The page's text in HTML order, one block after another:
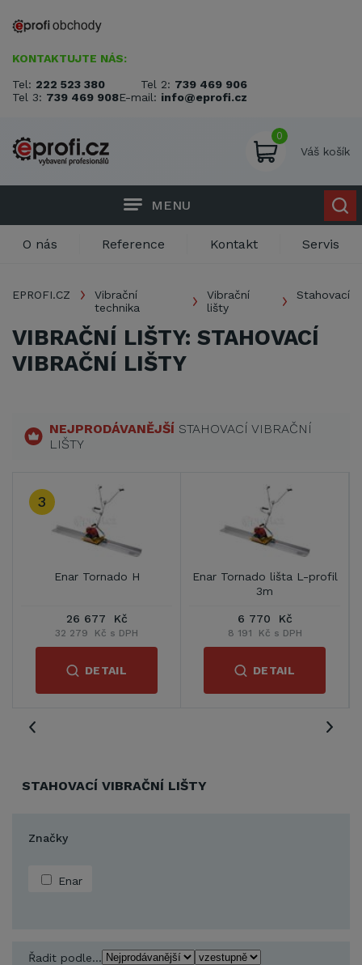
KONTAKTUJTE NÁS:
Tel: 222 523 380 Tel 2: 739 469 906
Tel 3: 739 469 908E-mail: info@eprofi.cz
0
Váš košík
MENU
O nás Reference Kontakt Servis
EPROFI.CZ
Vibrační
technika
Vibrační
lišty
Stahovací
VIBRAČNÍ LIŠTY: STAHOVACÍ
VIBRAČNÍ LIŠTY
NEJPRODÁVANĚJŠÍ STAHOVACÍ VIBRAČNÍ
LIŠTY
3
Enar Tornado H
26 677 Kč
32 279 Kč s DPH
DETAIL
Enar Tornado lišta L-profil
3m
6 770 Kč
8 191 Kč s DPH
DETAIL
STAHOVACÍ VIBRAČNÍ LIŠTY
Značky
Enar
Řadit podle...